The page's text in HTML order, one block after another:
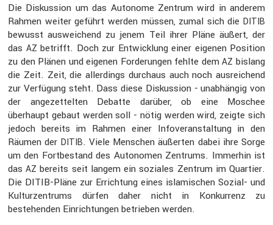
Die Diskus­sion um das Autonome Zentrum wird in anderem
Rahmen weiter geführt werden müssen, zumal sich die DITIB
bewusst auswei­chend zu jenem Teil ihrer Pläne äußert, der
das AZ betrifft. Doch zur Entwick­lung einer eigenen Position
zu den Plänen und eigenen Forde­rungen fehlte demAZ bislang
die Zeit. Zeit, die aller­dings durchaus auch noch ausrei­chend
zur Verfü­gung steht. Dass diese Diskus­sion - unabhängig von
der angezet­telten Debatte darüber, ob eine Moschee
überhaupt gebaut werden soll - nötig werden wird, zeigte sich
jedoch bereits im Rahmen einer Infover­an­stal­tung in den
Räumen der DITIB. Viele Menschen äußerten dabei ihre Sorge
um den Fortbe­stand des Autonomen Zentrums. Immerhin ist
dasAZ bereits seit langem ein soziales Zentrum im Quartier.
Die DITIB-Pläne zur Errich­tung eines islami­schen Sozial- und
Kultur­zen­trums dürfen daher nicht in Konkur­renz zu
bestehenden Einrich­tungen betrieben werden.